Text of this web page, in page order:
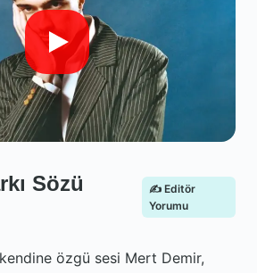
Sözü
✍️ Editör
Yorumu
özgü sesi Mert Demir,